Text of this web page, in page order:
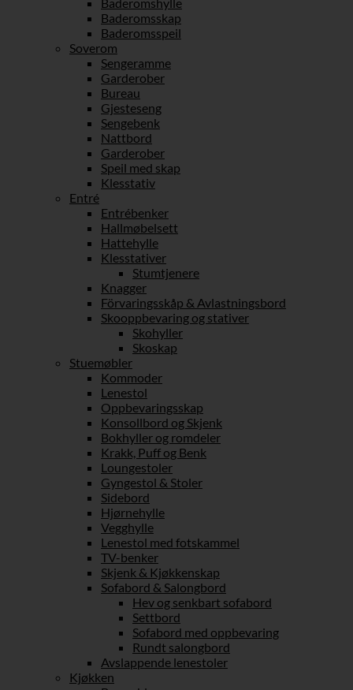
Baderomsskap
Baderomsspeil
Soverom
Sengeramme
Garderober
Bureau
Gjesteseng
Sengebenk
Nattbord
Garderober
Speil med skap
Klesstativ
Entré
Entrébenker
Hallmøbelsett
Hattehylle
Klesstativer
Stumtjenere
Knagger
Förvaringsskåp & Avlastningsbord
Skooppbevaring og stativer
Skohyller
Skoskap
Stuemøbler
Kommoder
Lenestol
Oppbevaringsskap
Konsollbord og Skjenk
Bokhyller og romdeler
Krakk, Puff og Benk
Loungestoler
Gyngestol & Stoler
Sidebord
Hjørnehylle
Vegghylle
Lenestol med fotskammel
TV-benker
Skjenk & Kjøkkenskap
Sofabord & Salongbord
Hev og senkbart sofabord
Settbord
Sofabord med oppbevaring
Rundt salongbord
Avslappende lenestoler
Kjøkken